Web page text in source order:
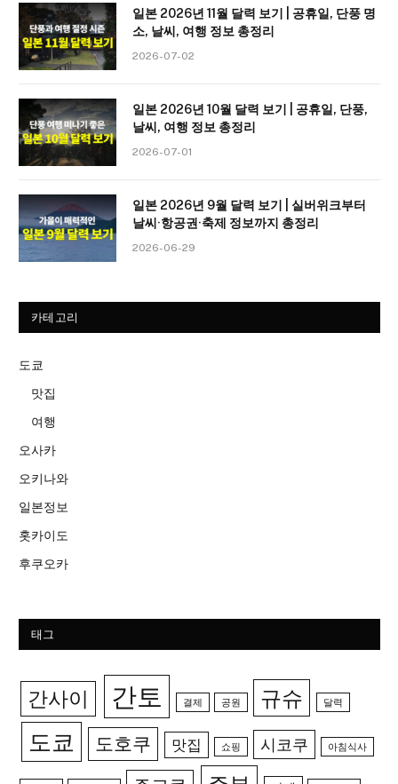
일본 2026년 11월 달력 보기 | 공휴일, 단풍 명
소, 날씨, 여행 정보 총정리
2026-07-02
일본 2026년 10월 달력 보기 | 공휴일, 단풍,
날씨, 여행 정보 총정리
2026-07-01
일본 2026년 9월 달력 보기 | 실버위크부터
날씨·항공권·축제 정보까지 총정리
2026-06-29
카테고리
도쿄
맛집
여행
오사카
오키나와
일본정보
홋카이도
후쿠오카
태그
간사이 간토 결제 공원 규슈 달력
도쿄 도호쿠 맛집 쇼핑 시코쿠 아침식사